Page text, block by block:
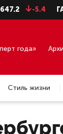
-5.4 ГАЗПРОМ
года»
Стиль жизни